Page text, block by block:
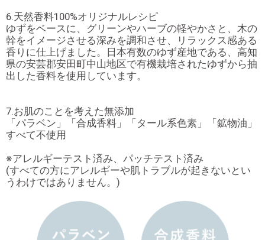
6.天然香料100%オリジナルレシピ
ゆずをベースに、グリーンやハーブの軽やかさと、木の
幹をイメージさせる深みを調和させ、リラックス感ある
香りに仕上げました。日本有数のゆず産地である、高知
県の安芸郡安田町中山地区で有機栽培されたゆずから抽
出した香料を使用しています。
7.お肌のことを考えた無添加
「パラベン」「合成香料」「タール系色素」「鉱物油」
すべて不使用
※アレルギーテスト済み、パッチテスト済み
(すべての方にアレルギーや肌トラブルが起きないとい
うわけではありません。)